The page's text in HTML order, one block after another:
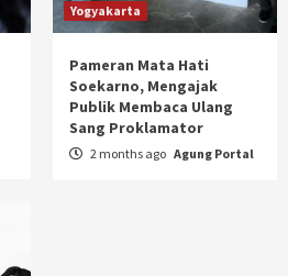
Yogyakarta
Pameran Mata Hati
Soekarno, Mengajak
Publik Membaca Ulang
Sang Proklamator
2 months ago Agung Portal